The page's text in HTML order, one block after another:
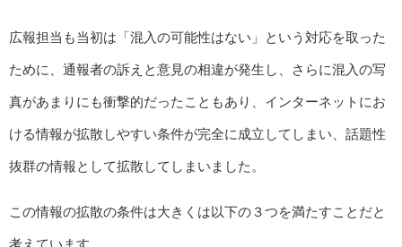
広報担当も当初は「混入の可能性はない」という対応を取った
ために、通報者の訴えと意見の相違が発生し、さらに混入の写
真があまりにも衝撃的だったこともあり、インターネットにお
ける情報が拡散しやすい条件が完全に成立してしまい、話題性
抜群の情報として拡散してしまいました。
この情報の拡散の条件は大きくは以下の３つを満たすことだと
考えています。